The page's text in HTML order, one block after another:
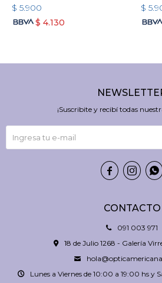
$ 5.900
$ 4.130
$
CONTACTO
091 003 971
18 de Julio 1268 - Galería
Lunes a Viernes de 10:00 a 19:00 hs y
¡Suscribite y recibí todas
  